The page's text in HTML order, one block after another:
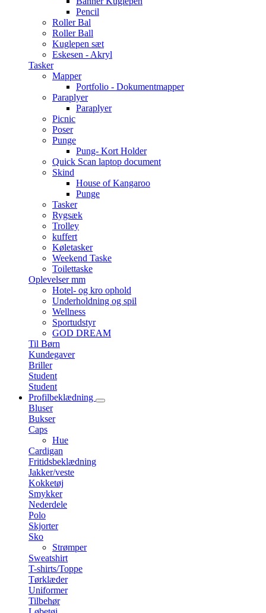
Pencil
Roller Bal
Roller Ball
Kuglepen sæt
Eskesen - Akryl
Tasker
Mapper
Portfolio - Dokumentmapper
Paraplyer
Paraplyer
Picnic
Poser
Punge
Pung- Kort Holder
Quick Scan laptop document
Skind
House of Kangaroo
Punge
Tasker
Rygsæk
Trolley
kuffert
Køletasker
Weekend Taske
Toilettaske
Oplevelser mm
Hotel- og kro ophold
Underholdning og spil
Wellness
Sportudstyr
GOD DREAM
Til Børn
Kundegaver
Briller
Student
Student
Profilbeklædning
Bluser
Bukser
Caps
Hue
Cardigan
Fritidsbeklædning
Jakker/veste
Kokketøj
Smykker
Nederdele
Polo
Skjorter
Sko
Strømper
Sweatshirt
T-shirts/Toppe
Tørklæder
Uniformer
Tilbehør